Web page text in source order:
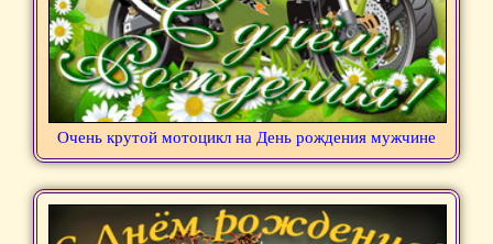
Очень крутой мотоцикл на День рождения мужчине